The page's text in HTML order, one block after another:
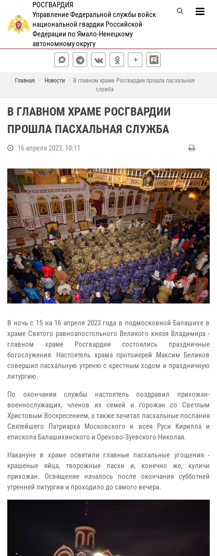
РОСГВАРДИЯ
Управление Федеральной службы войск
национальной гвардии Российской
Федерации по Ямало-Ненецкому
автономному округу
Главная Новости
В главном храме Росгвардии прошла пасхальная
служба
В ГЛАВНОМ ХРАМЕ РОСГВАРДИИ
ПРОШЛА ПАСХАЛЬНАЯ СЛУЖБА
16 апреля 2023, 10:11
В ночь с 15 на 16 апреля 2023 года в подмосковной Балашихе в
храме Святого равноапостольного Великого князя Владимира -
главном храме Росгвардии состоялись праздничные
богослужения. Настоятель храма протоиерей Максим Беликов
совершил пасхальную утреню с крестным ходом и праздничную
литургию.
По окончании службы настоятель поздравил прихожан-
военнослужащих, членов их семей и горожан со Светлым
Христовым Воскресением, а также зачитал пасхальные послания
Святейшего Патриарха Московского и всея Руси Кирилла и
епископа Балашихинского и Орехово-Зуевского Николая.
Накануне в храме освятили главные пасхальные угощения -
крашеные яйца, творожные пасхи и, конечно же, куличи
прихожан. Освящение началось после окончания субботней
утренней литургии и проходило до самого вечера.